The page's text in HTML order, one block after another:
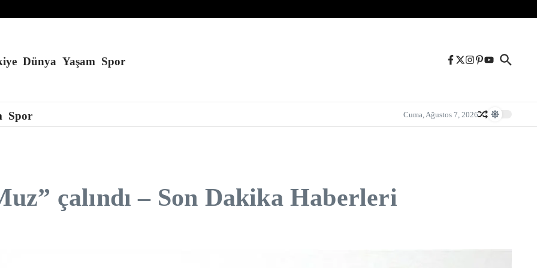
Dünya Yaşam Spor
Spor Cuma, Ağustos 7, 2026
çalındı – Son Dakika Haberleri